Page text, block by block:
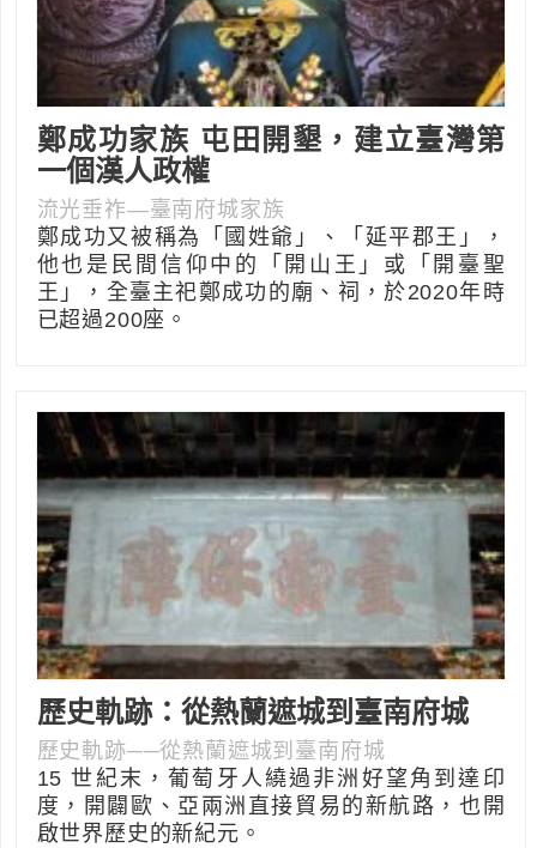
鄭成功家族 屯田開墾，建立臺灣第
一個漢人政權
流光垂祚—臺南府城家族
鄭成功又被稱為「國姓爺」、「延平郡王」，
他也是民間信仰中的「開山王」或「開臺聖
王」，全臺主祀鄭成功的廟、祠，於2020年時
已超過200座。
歷史軌跡：從熱蘭遮城到臺南府城
歷史軌跡──從熱蘭遮城到臺南府城
15 世紀末，葡萄牙人繞過非洲好望角到達印
度，開闢歐、亞兩洲直接貿易的新航路，也開
啟世界歷史的新紀元。